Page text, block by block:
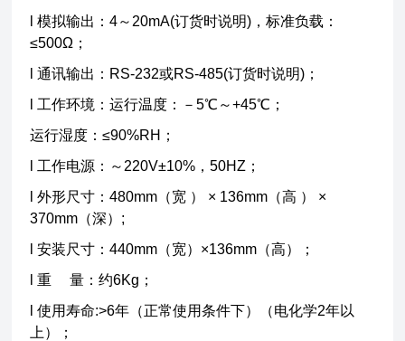
l 模拟输出：4～20mA(订货时说明)，标准负载：
≤500Ω；
l 通讯输出：RS-232或RS-485(订货时说明)；
l 工作环境：运行温度：－5℃～+45℃；
运行湿度：≤90%RH；
l 工作电源：～220V±10%，50HZ；
l 外形尺寸：480mm（宽 ） × 136mm（高 ） ×
370mm（深）;
l 安装尺寸：440mm（宽）×136mm（高）；
l 重 量：约6Kg；
l 使用寿命:>6年（正常使用条件下）（电化学2年以
上）；